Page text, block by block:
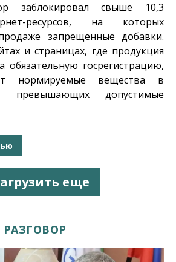
заблокировал свыше 10,3
ресурсов, на которых
запрещённые добавки.
и страницах, где продукция
госрегистрацию,
нормируемые вещества в
превышающих допустимые
еще